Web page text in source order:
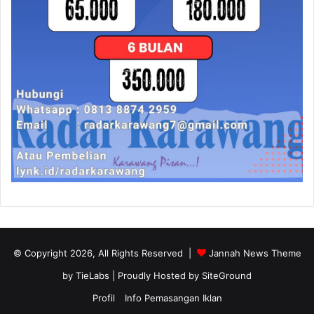
© Copyright 2026, All Rights Reserved |
Jannah News Theme
by TieLabs | Proudly Hosted by SiteGround
Profil
Info Pemasangan Iklan